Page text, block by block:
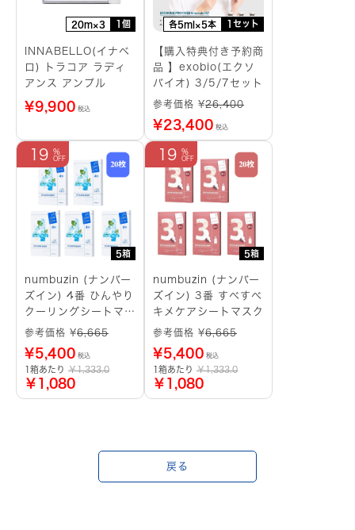
20m×3 1個
INNABELLO(イナベ
ロ) トラコア ラディ
アンス アンプル
¥9,900 税込
各5ml×5本 1セット
【購入特典付き予約商
品 】exobio(エクソ
バイオ) 3/5/7セット
参考価格 ¥26,400
¥23,400 税込
5箱
19
numbuzin (ナンバー
ズイン) 4番 ひんやり
クーリングシートマス
ク
参考価格 ¥6,665
¥5,400 税込
1箱あたり ￥1,333.0
￥1,080
5箱
19
numbuzin (ナンバー
ズイン) 3番 すべすべ
キメケアシートマスク
参考価格 ¥6,665
¥5,400 税込
1箱あたり ￥1,333.0
￥1,080
戻る